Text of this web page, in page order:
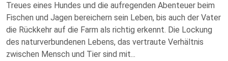
Treues eines Hundes und die aufregenden Abenteuer beim
Fischen und Jagen bereichern sein Leben, bis auch der Vater
die Rückkehr auf die Farm als richtig erkennt. Die Lockung
des naturverbundenen Lebens, das vertraute Verhältnis
zwischen Mensch und Tier sind mit...